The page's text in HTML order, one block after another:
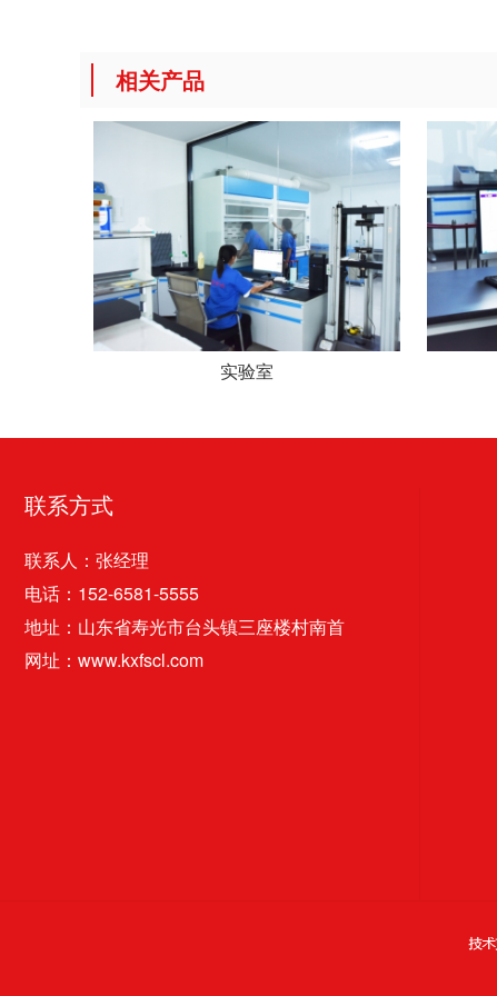
相关产品
实验室
联系方式
联系人：张经理
电话：152-6581-5555
地址：山东省寿光市台头镇三座楼村南首
网址：www.kxfscl.com